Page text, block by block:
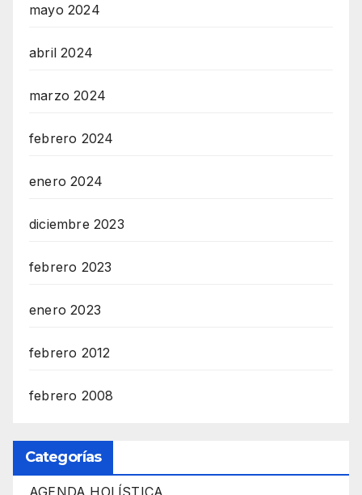
mayo 2024
abril 2024
marzo 2024
febrero 2024
enero 2024
diciembre 2023
febrero 2023
enero 2023
febrero 2012
febrero 2008
Categorías
AGENDA HOLÍSTICA